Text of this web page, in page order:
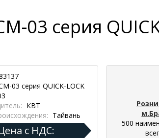
03 серия
03 серия QUICK-LOCK
КВТ
Тайвань
с НДС:
500